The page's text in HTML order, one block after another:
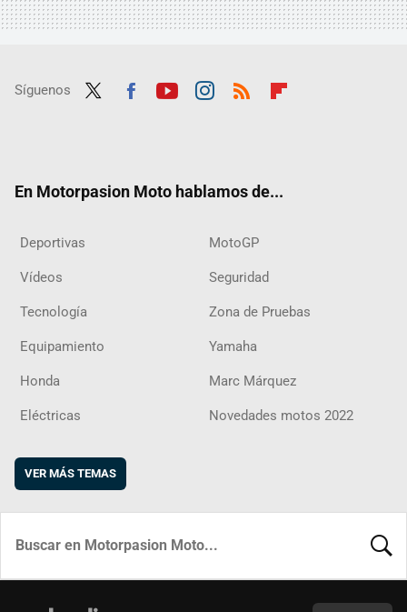
Síguenos
En Motorpasion Moto hablamos de...
Deportivas MotoGP
Vídeos Seguridad
Tecnología Zona de Pruebas
Equipamiento Yamaha
Honda Marc Márquez
Eléctricas Novedades motos 2022
VER MÁS TEMAS